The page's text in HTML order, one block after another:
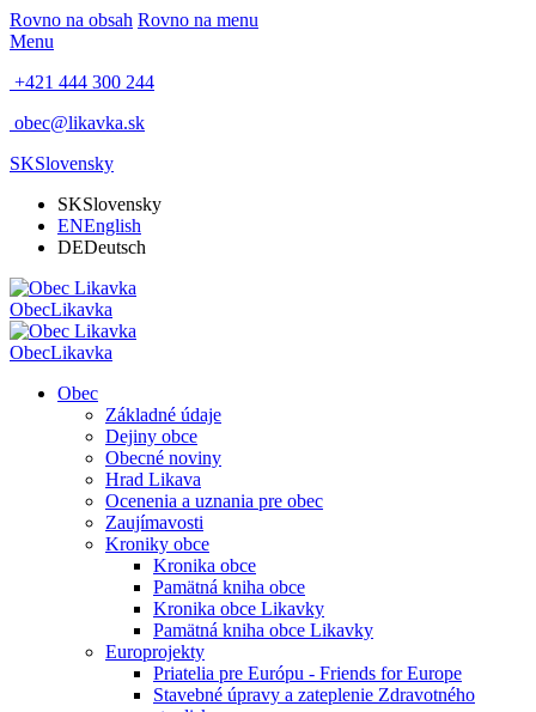
Rovno na obsah Rovno na menu
Menu
+421 444 300 244
obec@likavka.sk
SKSlovensky
SKSlovensky
ENEnglish
DEDeutsch
ObecLikavka
ObecLikavka
Obec
Základné údaje
Dejiny obce
Obecné noviny
Hrad Likava
Ocenenia a uznania pre obec
Zaujímavosti
Kroniky obce
Kronika obce
Pamätná kniha obce
Kronika obce Likavky
Pamätná kniha obce Likavky
Europrojekty
Priatelia pre Európu - Friends for Europe
Stavebné úpravy a zateplenie Zdravotného